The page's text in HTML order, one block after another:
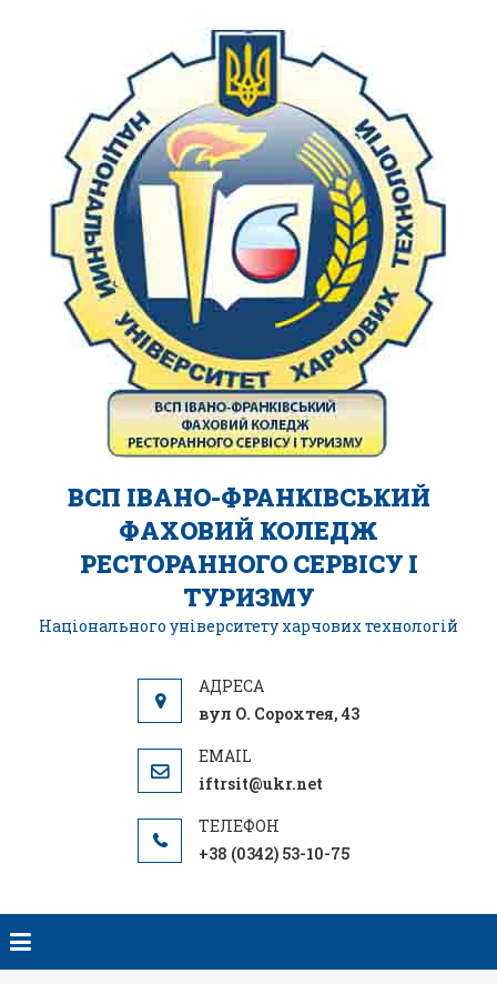
ВСП ІВАНО-ФРАНКІВСЬКИЙ
ФАХОВИЙ КОЛЕДЖ
РЕСТОРАННОГО СЕРВІСУ І
ТУРИЗМУ
Національного університету харчових технологій
вул О. Сорохтея, 43
iftrsit@ukr.net
+38 (0342) 53-10-75